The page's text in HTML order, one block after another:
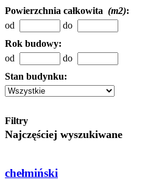
Powierzchnia całkowita (m2):
od
do
Rok budowy:
od
do
Stan budynku:
Filtry
Najczęściej wyszukiwane
chełmiński